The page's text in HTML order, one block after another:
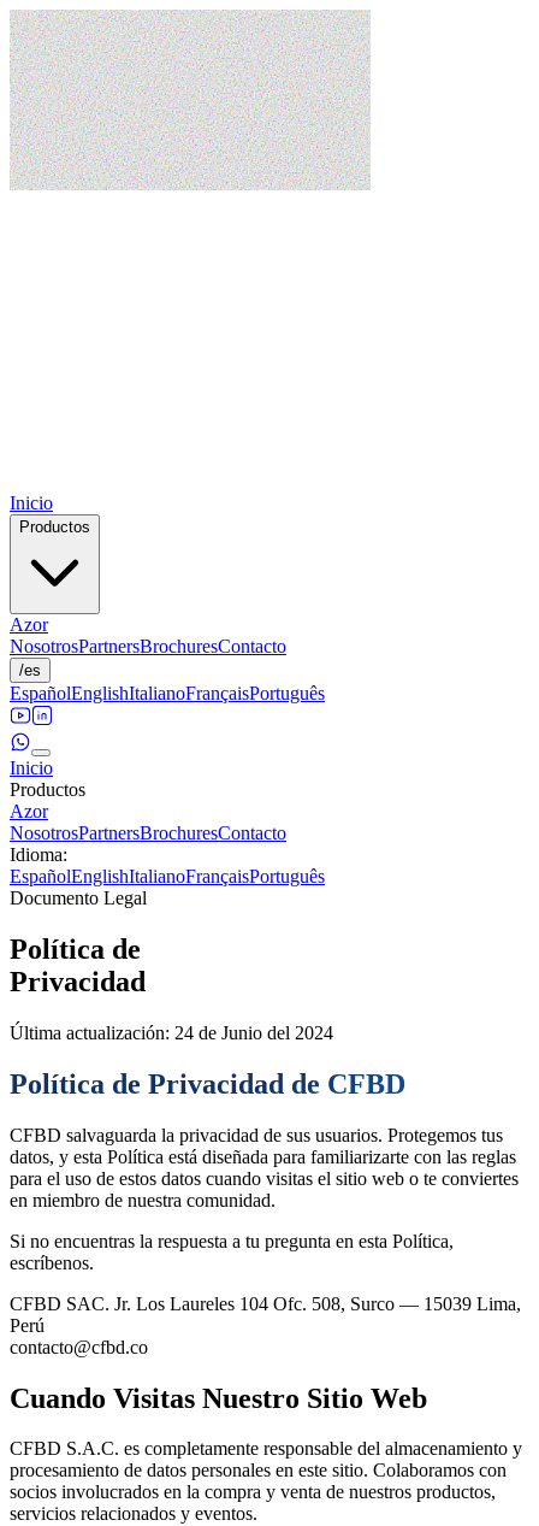
Inicio
Productos
Azor
NosotrosPartnersBrochuresContacto
/es
EspañolEnglishItalianoFrançaisPortuguês
Inicio
Productos
Azor
NosotrosPartnersBrochuresContacto
Idioma:
EspañolEnglishItalianoFrançaisPortuguês
Documento Legal
Política de
Privacidad
Última actualización: 24 de Junio del 2024
Política de Privacidad de CFBD
CFBD salvaguarda la privacidad de sus usuarios. Protegemos tus
datos, y esta Política está diseñada para familiarizarte con las reglas
para el uso de estos datos cuando visitas el sitio web o te conviertes
en miembro de nuestra comunidad.
Si no encuentras la respuesta a tu pregunta en esta Política,
escríbenos.
CFBD SAC. Jr. Los Laureles 104 Ofc. 508, Surco — 15039 Lima,
Perú
contacto@cfbd.co
Cuando Visitas Nuestro Sitio Web
CFBD S.A.C. es completamente responsable del almacenamiento y
procesamiento de datos personales en este sitio. Colaboramos con
socios involucrados en la compra y venta de nuestros productos,
servicios relacionados y eventos.